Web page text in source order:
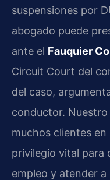
suspensiones por
abogado puede
ante el Fauquier
Circuit Court del
del caso,
conductor.
muchos clientes
privilegio vital para
empleo y atender